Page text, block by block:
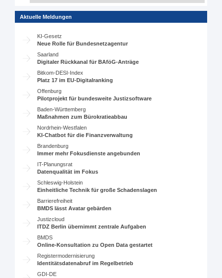
Aktuelle Meldungen
KI-Gesetz
Neue Rolle für Bundesnetzagentur
Saarland
Digitaler Rückkanal für BAföG-Anträge
Bitkom-DESI-Index
Platz 17 im EU-Digitalranking
Offenburg
Pilotprojekt für bundesweite Justizsoftware
Baden-Württemberg
Maßnahmen zum Bürokratieabbau
Nordrhein-Westfalen
KI-Chatbot für die Finanzverwaltung
Brandenburg
Immer mehr Fokusdienste angebunden
IT-Planungsrat
Datenqualität im Fokus
Schleswig-Holstein
Einheitliche Technik für große Schadenslagen
Barrierefreiheit
BMDS lässt Avatar gebärden
Justizcloud
ITDZ Berlin übernimmt zentrale Aufgaben
BMDS
Online-Konsultation zu Open Data gestartet
Registermodernisierung
Identitätsdatenabruf im Regelbetrieb
GDI-DE